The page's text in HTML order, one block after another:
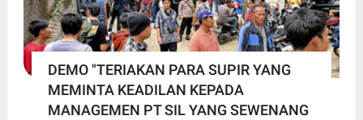
DEMO "TERIAKAN PARA SUPIR YANG
MEMINTA KEADILAN KEPADA
MANAGEMEN PT SIL YANG SEWENANG